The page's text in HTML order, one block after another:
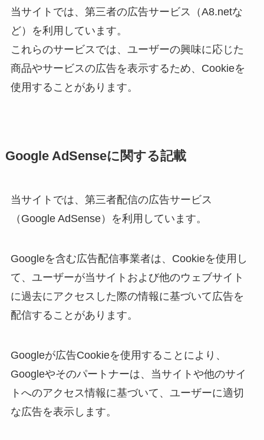
当サイトでは、第三者の広告サービス（A8.netな
ど）を利用しています。
これらのサービスでは、ユーザーの興味に応じた
商品やサービスの広告を表示するため、Cookieを
使用することがあります。
Google AdSenseに関する記載
当サイトでは、第三者配信の広告サービス
（Google AdSense）を利用しています。
Googleを含む広告配信事業者は、Cookieを使用し
て、ユーザーが当サイトおよび他のウェブサイト
に過去にアクセスした際の情報に基づいて広告を
配信することがあります。
Googleが広告Cookieを使用することにより、
Googleやそのパートナーは、当サイトや他のサイ
トへのアクセス情報に基づいて、ユーザーに適切
な広告を表示します。